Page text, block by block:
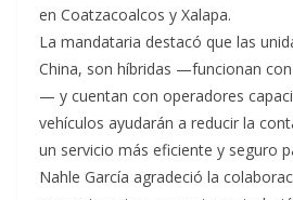
en Coatzacoalcos y Xalapa.
La mandataria destacó que las
China, son híbridas —funcionan
— y cuentan con operadores
vehículos ayudarán a reducir la
un servicio más eficiente y seguro
Nahle García agradeció la